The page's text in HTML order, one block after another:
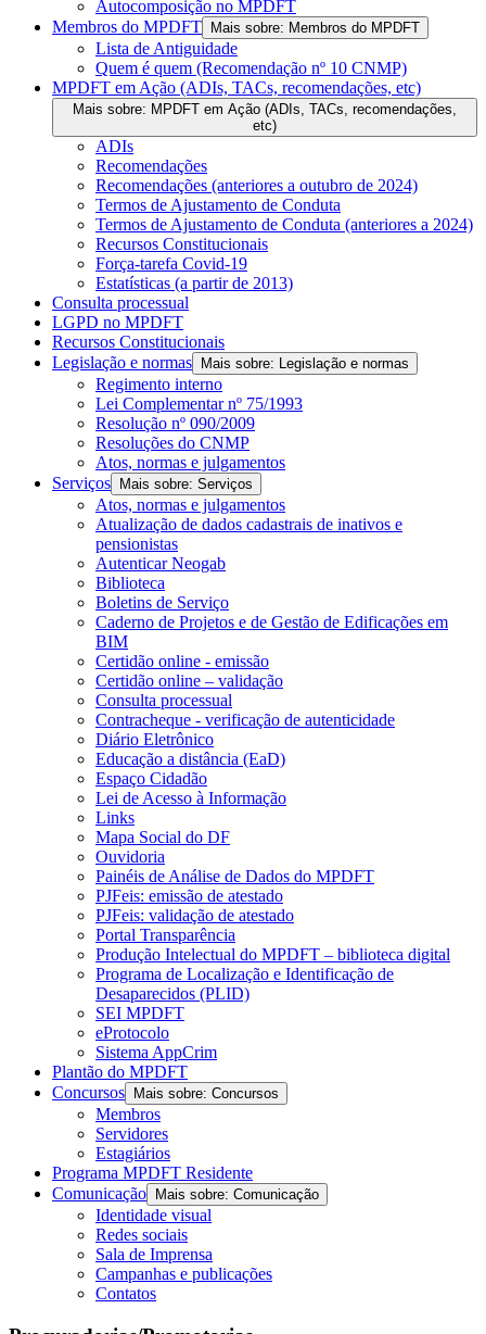
Autocomposição no MPDFT
Membros do MPDFT
Mais sobre: Membros do MPDFT
Lista de Antiguidade
Quem é quem (Recomendação nº 10 CNMP)
MPDFT em Ação (ADIs, TACs, recomendações, etc)
Mais sobre: MPDFT em Ação (ADIs, TACs, recomendações,
etc)
ADIs
Recomendações
Recomendações (anteriores a outubro de 2024)
Termos de Ajustamento de Conduta
Termos de Ajustamento de Conduta (anteriores a 2024)
Recursos Constitucionais
Força-tarefa Covid-19
Estatísticas (a partir de 2013)
Consulta processual
LGPD no MPDFT
Recursos Constitucionais
Legislação e normas
Mais sobre: Legislação e normas
Regimento interno
Lei Complementar nº 75/1993
Resolução nº 090/2009
Resoluções do CNMP
Atos, normas e julgamentos
Serviços
Mais sobre: Serviços
Atos, normas e julgamentos
Atualização de dados cadastrais de inativos e
pensionistas
Autenticar Neogab
Biblioteca
Boletins de Serviço
Caderno de Projetos e de Gestão de Edificações em
BIM
Certidão online - emissão
Certidão online – validação
Consulta processual
Contracheque - verificação de autenticidade
Diário Eletrônico
Educação a distância (EaD)
Espaço Cidadão
Lei de Acesso à Informação
Links
Mapa Social do DF
Ouvidoria
Painéis de Análise de Dados do MPDFT
PJFeis: emissão de atestado
PJFeis: validação de atestado
Portal Transparência
Produção Intelectual do MPDFT – biblioteca digital
Programa de Localização e Identificação de
Desaparecidos (PLID)
SEI MPDFT
eProtocolo
Sistema AppCrim
Plantão do MPDFT
Concursos
Mais sobre: Concursos
Membros
Servidores
Estagiários
Programa MPDFT Residente
Comunicação
Mais sobre: Comunicação
Identidade visual
Redes sociais
Sala de Imprensa
Campanhas e publicações
Contatos